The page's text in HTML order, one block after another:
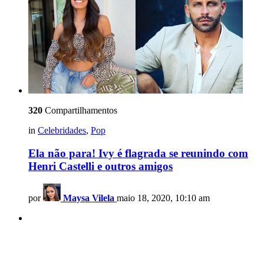
320 Compartilhamentos
in Celebridades, Pop
Ela não para! Ivy é flagrada se reunindo com
Henri Castelli e outros amigos
por Maysa Vilela maio 18, 2020, 10:10 am